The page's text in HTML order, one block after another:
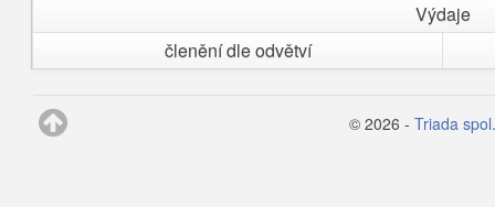
Výdaje
členění dle odvětví
© 2026 - Triada